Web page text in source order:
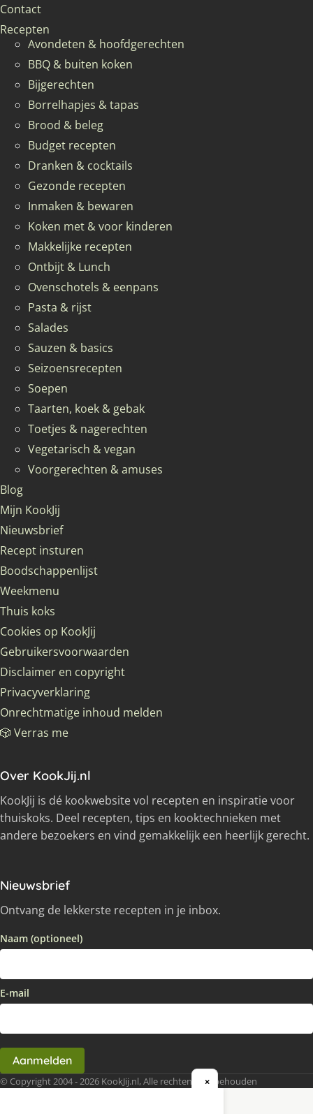
Contact
Recepten
Avondeten & hoofdgerechten
BBQ & buiten koken
Bijgerechten
Borrelhapjes & tapas
Brood & beleg
Budget recepten
Dranken & cocktails
Gezonde recepten
Inmaken & bewaren
Koken met & voor kinderen
Makkelijke recepten
Ontbijt & Lunch
Ovenschotels & eenpans
Pasta & rijst
Salades
Sauzen & basics
Seizoensrecepten
Soepen
Taarten, koek & gebak
Toetjes & nagerechten
Vegetarisch & vegan
Voorgerechten & amuses
Blog
Mijn KookJij
Nieuwsbrief
Recept insturen
Boodschappenlijst
Weekmenu
Thuis koks
Cookies op KookJij
Gebruikersvoorwaarden
Disclaimer en copyright
Privacyverklaring
Onrechtmatige inhoud melden
🎲 Verras me
Over KookJij.nl
KookJij is dé kookwebsite vol recepten en inspiratie voor
thuiskoks. Deel recepten, tips en kooktechnieken met
andere bezoekers en vind gemakkelijk een heerlijk gerecht.
Nieuwsbrief
Ontvang de lekkerste recepten in je inbox.
Naam (optioneel)
E-mail
Aanmelden
© Copyright 2004 - 2026 KookJij.nl, Alle rechten voorbehouden
×